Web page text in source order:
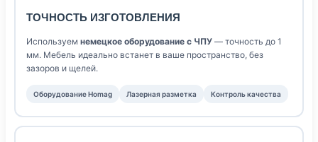
ТОЧНОСТЬ ИЗГОТОВЛЕНИЯ
Используем немецкое оборудование с ЧПУ — точность до 1
мм. Мебель идеально встанет в ваше пространство, без
зазоров и щелей.
Оборудование Homag Лазерная разметка Контроль качества